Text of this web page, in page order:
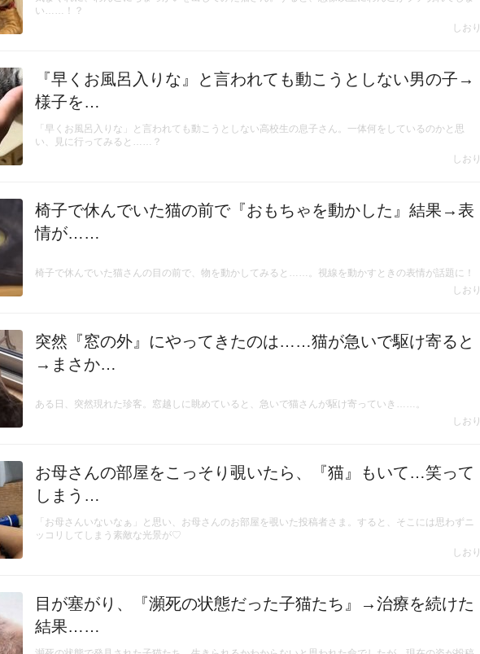
い……！？
しおり
『早くお風呂入りな』と言われても動こうとしない男の子→
様子を…
「早くお風呂入りな」と言われても動こうとしない高校生の息子さん。一体何をしているのかと思
い、見に行ってみると……？
しおり
椅子で休んでいた猫の前で『おもちゃを動かした』結果→表
情が……
椅子で休んでいた猫さんの目の前で、物を動かしてみると……。視線を動かすときの表情が話題に！
しおり
突然『窓の外』にやってきたのは……猫が急いで駆け寄ると
→まさか…
ある日、突然現れた珍客。窓越しに眺めていると、急いで猫さんが駆け寄っていき……。
しおり
お母さんの部屋をこっそり覗いたら、『猫』もいて…笑って
しまう…
「お母さんいないなぁ」と思い、お母さんのお部屋を覗いた投稿者さま。すると、そこには思わずニ
ッコリしてしまう素敵な光景が♡
しおり
目が塞がり、『瀕死の状態だった子猫たち』→治療を続けた
結果……